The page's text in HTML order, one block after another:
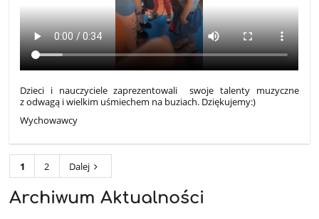
Dzieci i nauczyciele zaprezentowali swoje talenty muzyczne
z odwagą i wielkim uśmiechem na buziach. Dziękujemy:)
Wychowawcy
1 2 Dalej
Archiwum Aktualności